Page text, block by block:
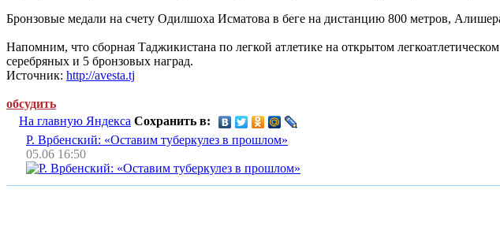
Бронзовые медали на счету Одилшоха Исматова в беге на дистанцию 800 метров,
Напомним, что сборная Таджикистана по легкой атлетике на открытом
серебряных и 5 бронзовых наград.
Источник: http://avesta.tj
обсудить
На главную Яндекса Сохранить в:
Р. Врбенский: «Оставим туберкулез в прошлом»
05.06 16:50